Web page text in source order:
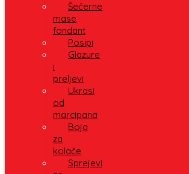
Šečerne
mase
fondant
Posipi
Glazure
i
preljevi
Ukrasi
od
marcipana
Boja
za
kolače
Sprejevi